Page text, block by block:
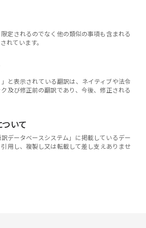
限定されるのでなく他の類似の事項も含まれる
れています。
と表示されている翻訳は、ネイティブや法令
及び修正前の翻訳であり、今後、修正される
ついて
データベースシステム」に掲載しているデー
用し、複製し又は転載して差し支えありませ